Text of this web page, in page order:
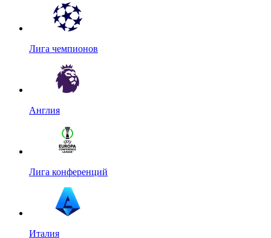
Лига чемпионов
Англия
Лига конференций
Италия